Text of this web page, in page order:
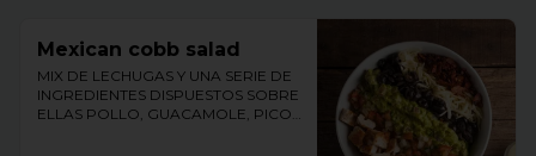
Mexican cobb salad
MIX DE LECHUGAS Y UNA SERIE DE
INGREDIENTES DISPUESTOS SOBRE
ELLAS POLLO, GUACAMOLE, PICO